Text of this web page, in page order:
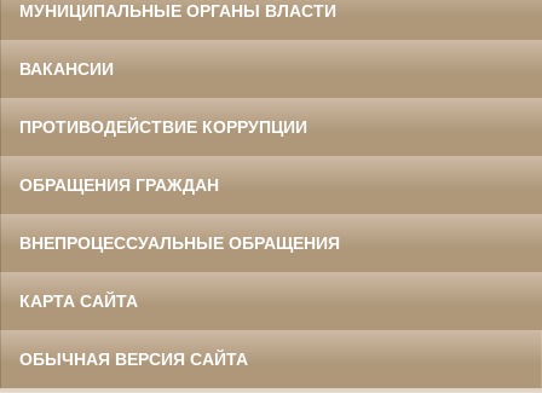
МУНИЦИПАЛЬНЫЕ ОРГАНЫ ВЛАСТИ
ВАКАНСИИ
ПРОТИВОДЕЙСТВИЕ КОРРУПЦИИ
ОБРАЩЕНИЯ ГРАЖДАН
ВНЕПРОЦЕССУАЛЬНЫЕ ОБРАЩЕНИЯ
КАРТА САЙТА
ОБЫЧНАЯ ВЕРСИЯ САЙТА